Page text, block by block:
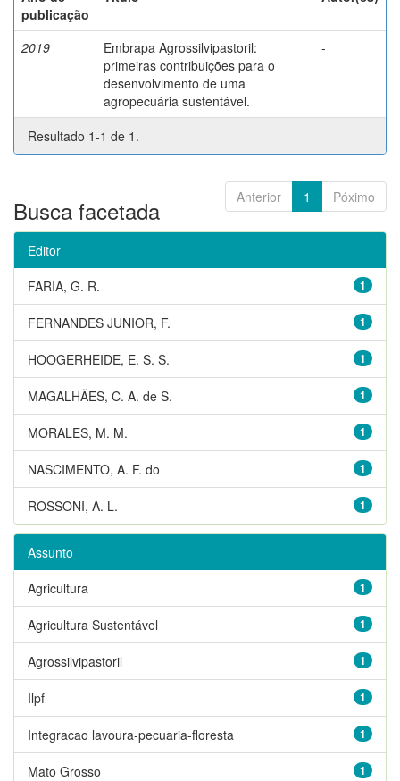
publicação
2019
Embrapa Agrossilvipastoril:
primeiras contribuições para o
desenvolvimento de uma
agropecuária sustentável.
-
Resultado 1-1 de 1.
Anterior 1 Póximo
Busca facetada
Editor
1
FARIA, G. R.
1
FERNANDES JUNIOR, F.
1
HOOGERHEIDE, E. S. S.
1
MAGALHÃES, C. A. de S.
1
MORALES, M. M.
1
NASCIMENTO, A. F. do
1
ROSSONI, A. L.
Assunto
1
Agricultura
1
Agricultura Sustentável
1
Agrossilvipastoril
1
Ilpf
1
Integracao lavoura-pecuaria-floresta
1
Mato Grosso